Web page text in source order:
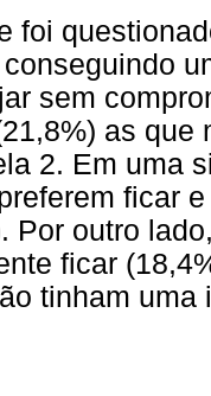
foi
sem
as
2. Em uma
ficar
Por outro
ficar
tinham